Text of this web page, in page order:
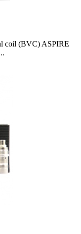
coil (BVC) ASPIRE